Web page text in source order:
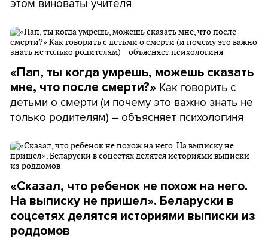
«Пап, ты когда умрешь, можешь сказать
мне, что после смерти?» Как говорить с
детьми о смерти (и почему это важно знать не
только родителям) – объясняет психологиня
«Сказал, что ребенок не похож на него.
На выписку не пришел». Беларуски в
соцсетях делятся историями выписки из
роддомов